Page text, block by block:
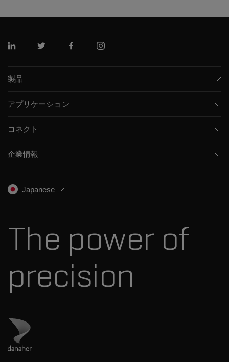
リンクトインツイッターフェイスブックインスタグラム
製品
キャピラリー電気泳動機器
統合ソリューション
スペクトルライブラリ
アプリケーション
環境分析
法医学ソリューション
コネクト
トレーニング
キャリア
企業情報
プレスリリース
Japanese
The power of
precision
ダナハーのサイトにアクセス